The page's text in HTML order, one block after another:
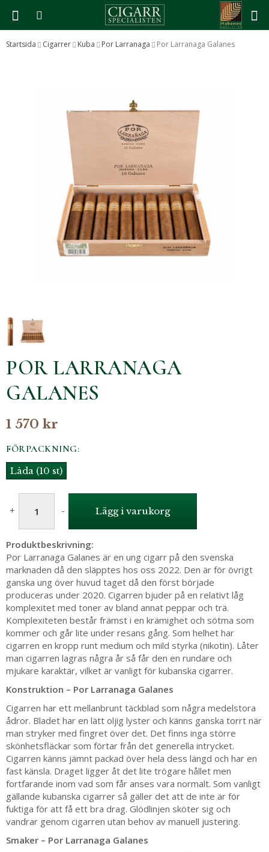
Startsida Cigarrer Kuba Por Larranaga Por Larranaga Galanes
POR LARRANAGA
GALANES
1 570 kr
FÖRPACKNING:
Låda (10 st)
+ - Lägg i varukorg
Produktbeskrivning:
Por Larranaga Galanes är en ung cigarr på den svenska
marknaden då den släpptes hos oss 2022. Den är för övrigt
ganska ung över huvud taget då den först började
produceras under 2020. Cigarren bjuder på en relativt låg
komplexitet med toner av bland annat peppar och trä.
Komplexiteten består främst i en krämighet och sötma som
kommer och går lite under resans gång. Som helhet har
cigarren en kropp runt medium och mild styrka (nikotin). Låter
man cigarren lagras några år så får den en rundare och
mjukare karaktär, vilket är vanligt för kubanska cigarrer.
Konstruktion – Por Larranaga Galanes
Cigarren har ett mellanbrunt täckblad som några medelstora
ådror. Bladet har en lätt oljig lyster och känns ganska torrt när
man stryker med fingret över det. Det finns inga större
skönhetsfläckar som förtar från det generella intrycket.
Cigarren känns jämnt packad över hela dess längd och har en
fast känsla. Draget ligger åt det lite trögare hållet men
fortfarande inom vad som får anses vara normalt. Som vanligt
gällande kubanska cigarrer så gäller det att de inte är för
fuktiga för att få ett bra drag. Glödlinjen sköter sig och
vandrar genom cigarren utan behov av manuell justering.
Smaker – Por Larranaga Galanes